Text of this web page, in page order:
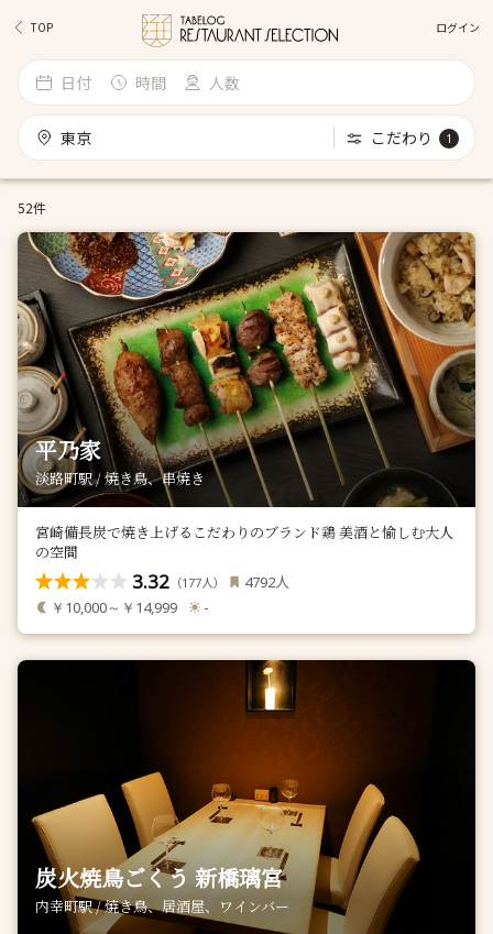
TOP ログイン
日付 時間 人数
東京 こだわり 1
52件
平乃家
淡路町駅 / 焼き鳥、串焼き
宮崎備長炭で焼き上げるこだわりのブランド鶏 美酒と愉しむ大人
の空間
3.32 （177人） 4792人
￥10,000～￥14,999 -
炭火焼鳥ごくう 新橋璃宮
内幸町駅 / 焼き鳥、居酒屋、ワインバー